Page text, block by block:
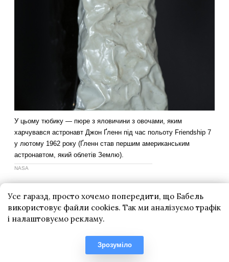
Усе гаразд, просто хочемо попередити, що Бабель
використовує файли cookies. Так ми аналізуємо трафік
і налаштовуємо рекламу.
Зрозуміло